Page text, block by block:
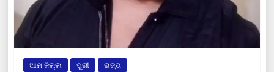
ଆମ ଜିଲ୍ଲା ପୁରୀ ରାଜ୍ୟ